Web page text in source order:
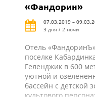
поселка
аттракционы и
«Фандорин»
07.03.2019 –
3 дня / 2 ночи
Отель
поселке
Геленджик в 600
уютной и
бассейн с детской